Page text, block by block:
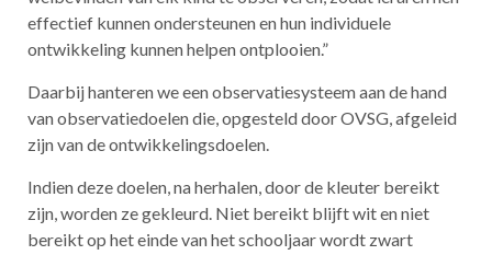
effectief kunnen ondersteunen en hun individuele
ontwikkeling kunnen helpen ontplooien.”
Daarbij hanteren we een observatiesysteem aan de hand
van observatiedoelen die, opgesteld door OVSG, afgeleid
zijn van de ontwikkelingsdoelen.
Indien deze doelen, na herhalen, door de kleuter bereikt
zijn, worden ze gekleurd. Niet bereikt blijft wit en niet
bereikt op het einde van het schooljaar wordt zwart